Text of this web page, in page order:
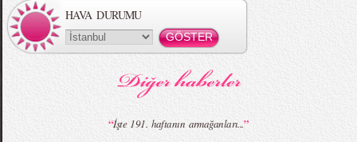
HAVA DURUMU
“İşte 191. haftanın armağanları...”